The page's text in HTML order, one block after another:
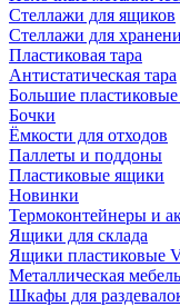
Стеллажи для ящиков
Стеллажи для
Пластиковая тара
Антистатическая тара
Большие
Бочки
Ёмкости для отходов
Паллеты и поддоны
Пластиковые ящики
Новинки
Термоконтейнеры и
Ящики для склада
Ящики пластиковые
Металлическая мебель
Шкафы для